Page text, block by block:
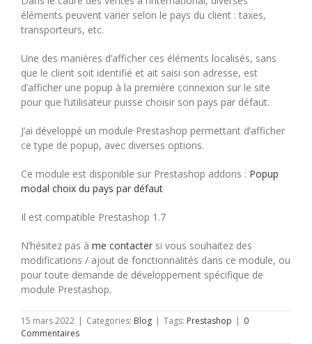
éléments peuvent varier selon le pays du client : taxes,
transporteurs, etc.
Une des manières d’afficher ces éléments localisés, sans
que le client soit identifié et ait saisi son adresse, est
d’afficher une popup à la première connexion sur le site
pour que l’utilisateur puisse choisir son pays par défaut.
J’ai développé un module Prestashop permettant d’afficher
ce type de popup, avec diverses options.
Ce module est disponible sur Prestashop addons : Popup
modal choix du pays par défaut
Il est compatible Prestashop 1.7
N’hésitez pas à me contacter si vous souhaitez des
modifications / ajout de fonctionnalités dans ce module, ou
pour toute demande de développement spécifique de
module Prestashop.
15 mars 2022 | Categories: Blog | Tags: Prestashop | 0
Commentaires